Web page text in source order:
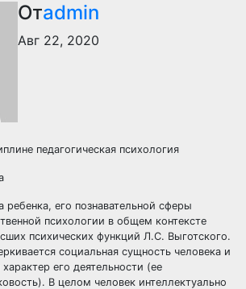
Отadmin
Авг 22, 2020
педагогическая психология
ребенка, его познавательной сферы
психологии в общем контексте
психических функций Л.С. Выготского.
социальная сущность человека и
его деятельности (ее
В целом человек интеллектуально